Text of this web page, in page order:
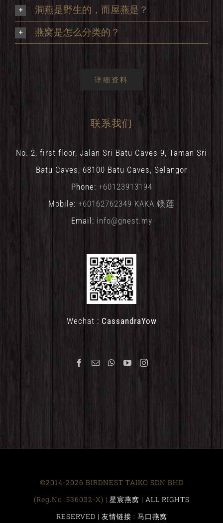
洞燕是野生的，而屋燕是？
燕窝是怎么分类的？
详细资料
联系我们
No. 2, first floor, Jalan Sri Batu Caves 9, Taman Sri
Batu Caves, 68100 Batu Caves, Selangor
Phone: +60123913194
Mobile: +60162762349 KAKA 镁莲
Email: info@gnest.my
Wechat : CassandraYow
©2014-2026 BIRDNEST TAIKO SDN BHD
(Reg.No.:536032-X) | 星宸燕窝 | ALL RIGHTS
RESERVED | 友情链接 : 马口燕窝